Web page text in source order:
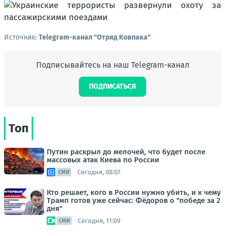
Источник: Telegram-канал "Отряд Ковпака"
Подписывайтесь на наш Telegram-канал
ПОДПИСАТЬСЯ
Топ
Путин раскрыл до мелочей, что будет после
массовых атак Киева по России
СМИ Сегодня, 08:07
Кто решает, кого в России нужно убить, и к чему
Трамп готов уже сейчас: Фёдоров о "победе за 2
дня"
СМИ Сегодня, 11:09